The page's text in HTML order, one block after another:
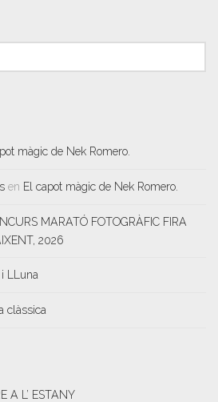
màgic de Nek Romero.
en El capot màgic de Nek Romero.
MARATÓ FOTOGRÀFIC FIRA
2026
i LLuna
clàssica
A L’ ESTANY